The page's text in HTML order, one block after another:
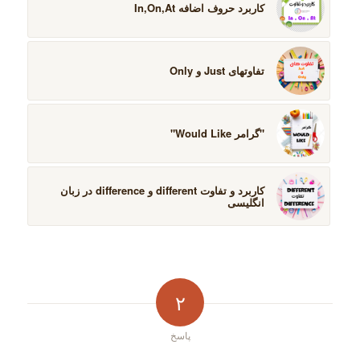
کاربرد حروف اضافه In,On,At
تفاوتهای Just و Only
"گرامر Would Like"
کاربرد و تفاوت different و difference در زبان
انگلیسی
۲
پاسخ